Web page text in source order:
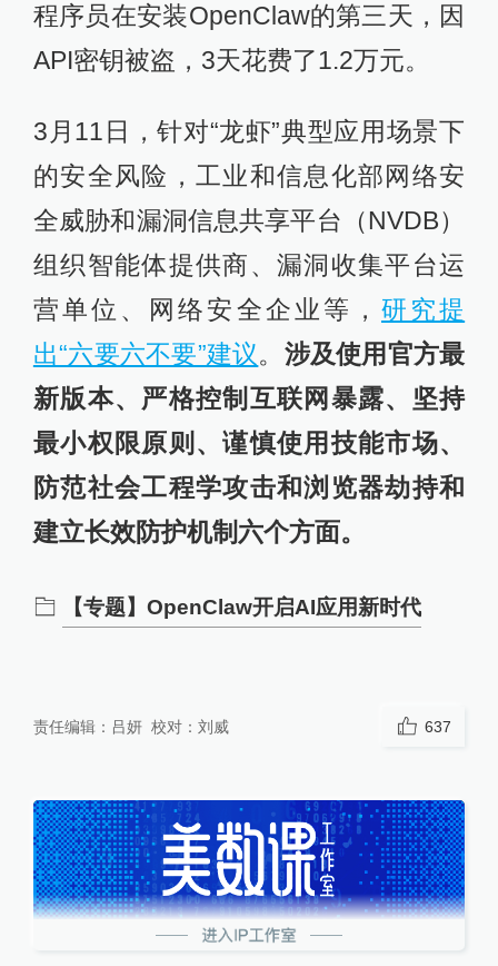
程序员在安装OpenClaw的第三天，因
API密钥被盗，3天花费了1.2万元。
3月11日，针对“龙虾”典型应用场景下
的安全风险，工业和信息化部网络安
全威胁和漏洞信息共享平台（NVDB）
组织智能体提供商、漏洞收集平台运
营单位、网络安全企业等， 研究提
出“六要六不要”建议。 涉及使用官方最
新版本、严格控制互联网暴露、坚持
最小权限原则、谨慎使用技能市场、
防范社会工程学攻击和浏览器劫持和
建立长效防护机制六个方面。
【专题】OpenClaw开启AI应用新时代
责任编辑： 吕妍 校对： 刘威 637